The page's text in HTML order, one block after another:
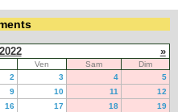
»
Ven Sam
Dim
2 3 4
5
9 10 11
12
16 17 18
19